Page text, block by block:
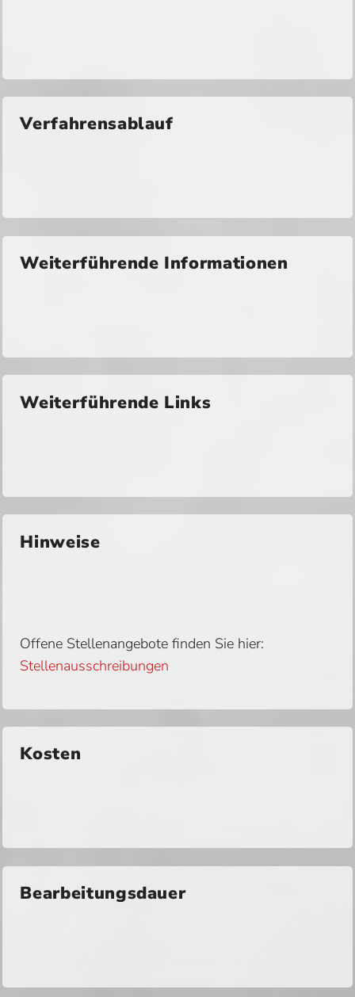
Verfahrensablauf
Weiterführende Informationen
Weiterführende Links
Hinweise
Offene Stellenangebote finden Sie hier:
Stellenausschreibungen
Kosten
Bearbeitungsdauer